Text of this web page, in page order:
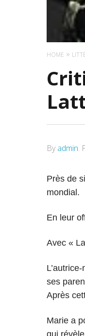
HOME
By admin.
Près de
mondial.
En leur
Avec «
ses
Après
Marie a